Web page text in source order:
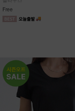
Free